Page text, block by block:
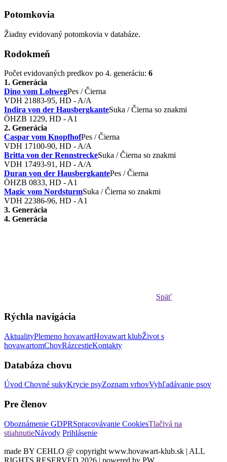
Potomkovia
Žiadny evidovaný potomkovia v databáze.
Rodokmeň
Počet evidovaných predkov po 4. generáciu: 6
1. Generácia
Dino vom LohwegPes / Čierna
VDH 21883-95, HD - A/A
Indira von der HausbergkanteSuka / Čierna so znakmi
ÖHZB 1229, HD - A1
2. Generácia
Caspar vom KnopfhofPes / Čierna
VDH 17100-90, HD - A/A
Britta von der RennstreckeSuka / Čierna so znakmi
VDH 17493-91, HD - A/A
Duran von der HausbergkantePes / Čierna
ÖHZB 0833, HD - A1
Magic vom NordsturmSuka / Čierna so znakmi
VDH 22386-96, HD - A1
3. Generácia
4. Generácia
Späť
Rýchla navigácia
AktualityPlemeno hovawartHovawart klubŽivot s
hovawartomChovRázcestieKontakty
Databáza chovu
Úvod Chovné sukyKrycie psyZoznam vrhovVyhľadávanie psov
Pre členov
Oboznámenie GDPRSpracovávanie CookiesTlačivá na
stiahnutieNávody Prihlásenie
made BY CEHLO @ copyright www.hovawart-klub.sk | ALL
RIGHTS RESERVED 2026 | powered by PW